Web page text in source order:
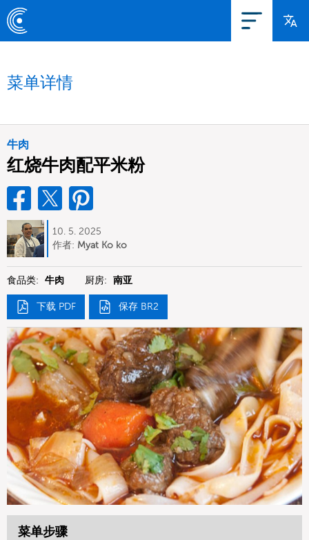
菜单详情
牛肉
红烧牛肉配平米粉
10. 5. 2025
作者: Myat Ko ko
食品类: 牛肉 厨房: 南亚
下载 PDF 保存 BR2
菜单步骤